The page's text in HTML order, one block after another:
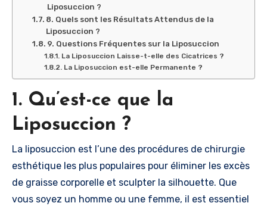
Liposuccion ?
8. Quels sont les Résultats Attendus de la
Liposuccion ?
9. Questions Fréquentes sur la Liposuccion
La Liposuccion Laisse-t-elle des Cicatrices ?
La Liposuccion est-elle Permanente ?
1. Qu’est-ce que la
Liposuccion ?
La liposuccion est l’une des procédures de chirurgie
esthétique les plus populaires pour éliminer les excès
de graisse corporelle et sculpter la silhouette. Que
vous soyez un homme ou une femme, il est essentiel